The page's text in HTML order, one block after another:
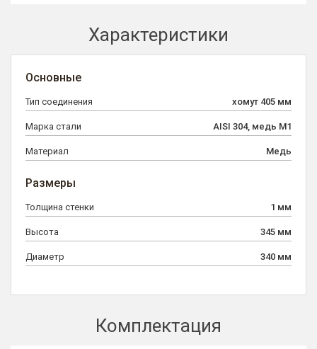
Характеристики
Основные
Тип соединения хомут 405 мм
Марка стали AISI 304, медь М1
Материал Медь
Размеры
Толщина стенки 1 мм
Высота 345 мм
Диаметр 340 мм
Комплектация